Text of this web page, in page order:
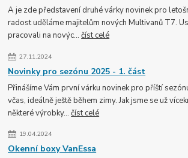
A je zde představení druhé várky novinek pro
radost uděláme majitelům nových Multivanů T7.
pracovali na novýc...číst celé
27.11.2024
Novinky pro sezónu 2025 - 1. část
Přinášíme Vám první várku novinek pro příští
včas, ideálně ještě během zimy. Jak jsme se už
některé výrobky...číst celé
19.04.2024
Okenní boxy VanEssa